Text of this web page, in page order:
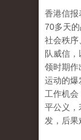
香港信报
70多天
社会秩序
队威信
领时期作
运动的爆
工作机
平公义，
发，后果